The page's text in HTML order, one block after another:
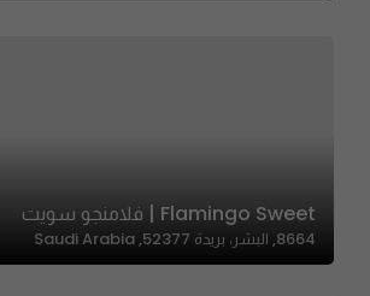
Flamingo Sweet | فلامنجو سويت
8664, البشر، بريدة 52377, Saudi Arabia